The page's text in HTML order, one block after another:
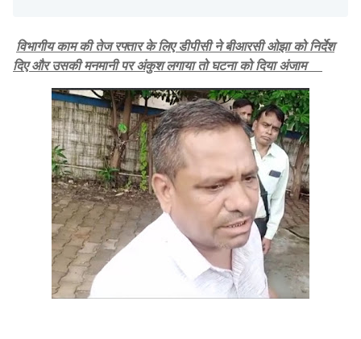
विभागीय काम की तेज रफ्तार के लिए डीपीसी ने बीआरसी ओझा को निर्देश
दिए और उसकी मनमानी पर अंकुश लगाया तो घटना को दिया अंजाम